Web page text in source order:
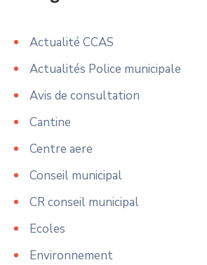
Actualité CCAS
Actualités Police municipale
Avis de consultation
Cantine
Centre aere
Conseil municipal
CR conseil municipal
Ecoles
Environnement